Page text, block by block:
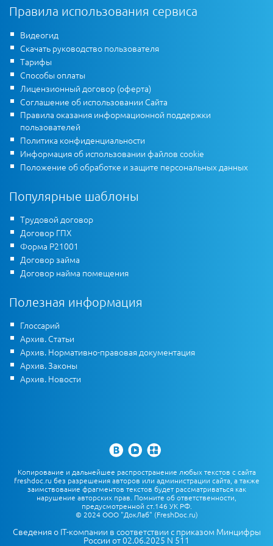
Правила использования сервиса
Видеогид
Скачать руководство пользователя
Тарифы
Способы оплаты
Лицензионный договор (оферта)
Соглашение об использовании Сайта
Правила оказания информационной поддержки
пользователей
Политика конфиденциальности
Информация об использовании файлов cookie
Положение об обработке и защите персональных данных
Популярные шаблоны
Трудовой договор
Договор ГПХ
Форма Р21001
Договор займа
Договор найма помещения
Полезная информация
Глоссарий
Архив. Статьи
Архив. Нормативно-правовая документация
Архив. Законы
Архив. Новости
Копирование и дальнейшее распространение любых текстов с сайта
freshdoc.ru без разрешения авторов или администрации сайта, а также
заимствование фрагментов текстов будет рассматриваться как
нарушение авторских прав. Помните об ответственности,
предусмотренной ст.146 УК РФ.
© 2024 ООО "ДокЛаб" (FreshDoc.ru)
Сведения о IT-компании в соответствии с приказом Минцифры
России от 02.06.2025 N 511